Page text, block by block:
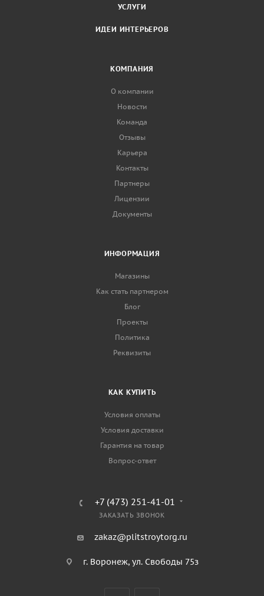
УСЛУГИ
ИДЕИ ИНТЕРЬЕРОВ
КОМПАНИЯ
О компании
Новости
Команда
Отзывы
Карьера
Контакты
Партнеры
Лицензии
Документы
ИНФОРМАЦИЯ
Магазины
Как стать партнером
Блог
Проекты
Политика
Реквизиты
КАК КУПИТЬ
Условия оплаты
Условия доставки
Гарантия на товар
Вопрос-ответ
+7 (473) 251-41-01
ЗАКАЗАТЬ ЗВОНОК
zakaz@plitstroytorg.ru
г. Воронеж, ул. Свободы 75з